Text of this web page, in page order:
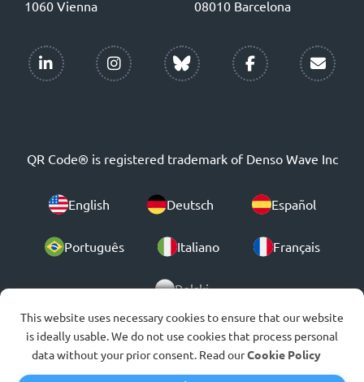
1060 Vienna
08010 Barcelona
QR Code® is registered trademark of Denso Wave Inc
English Deutsch Español
Português Italiano Français
Polski
© 2007-2026
This website uses necessary cookies to ensure that our website
is ideally usable. We do not use cookies that process personal
data without your prior consent. Read ourCookie Policy